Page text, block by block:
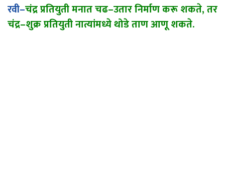
रवी–चंद्र प्रतियुती मनात चढ–उतार निर्माण करू शकते, तर
चंद्र–शुक्र प्रतियुती नात्यांमध्ये थोडे ताण आणू शकते.